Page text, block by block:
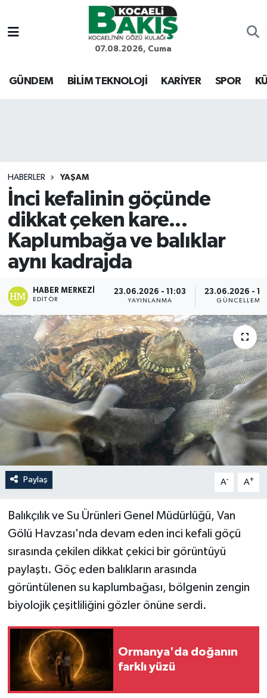
07.08.2026, Cuma
GÜNDEM BİLİM TEKNOLOJİ KARİYER SPOR
HABERLER YAŞAM
İnci kefalinin göçünde
dikkat çeken kare...
Kaplumbağa ve balıklar
aynı kadrajda
HABER MERKEZI
EDITÖR
23.06.2026 - 11:03
YAYINLANMA
23.06.2026 -
GÜNCELLEME
Paylaş A- A+
Balıkçılık ve Su Ürünleri Genel Müdürlüğü, Van
Gölü Havzası'nda devam eden inci kefali göçü
sırasında çekilen dikkat çekici bir görüntüyü
paylaştı. Göç eden balıkların arasında
görüntülenen su kaplumbağası, bölgenin zengin
biyolojik çeşitliliğini gözler önüne serdi.
Ormanya'da doğanın
farklı yüzü
Kocaeli Nöbetçi Eczaneler
Kocaeli Hava Durumu
Son Dakika Haberleri
Haber Arşivi